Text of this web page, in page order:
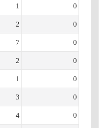
1 0
2 0
7 0
2 0
1 0
3 0
4 0